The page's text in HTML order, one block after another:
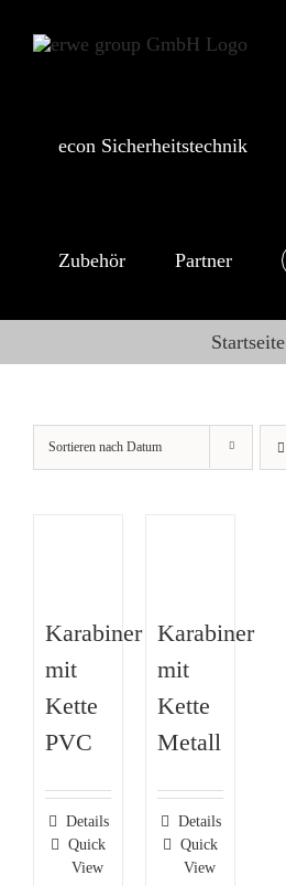
econ Sicherheitstechnik
Zubehör Partner
Startseite
Sortieren nach Datum
Karabiner
mit
Kette
PVC
Details
Quick
View
Karabiner
mit
Kette
Metall
Details
Quick
View